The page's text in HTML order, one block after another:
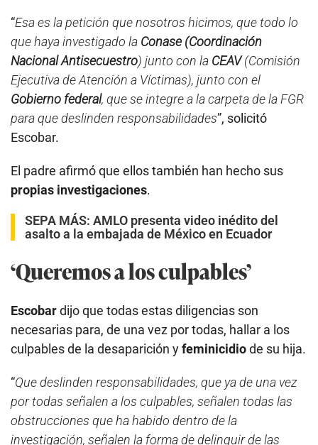
“Esa es la petición que nosotros hicimos, que todo lo
que haya investigado la Conase (Coordinación
Nacional Antisecuestro) junto con la CEAV(Comisión
Ejecutiva de Atención a Víctimas), junto con el
Gobierno federal, que se integre a la carpeta de la FGR
para que deslinden responsabilidades”, solicitó
Escobar.
El padre afirmó que ellos también han hecho sus
propias investigaciones.
SEPA MÁS: AMLO presenta video inédito del
asalto a la embajada de México en Ecuador
‘Queremos a los culpables’
Escobardijo que todas estas diligencias son
necesarias para, de una vez por todas, hallar a los
culpables de la desaparición yfeminicidiode su hija.
“Que deslinden responsabilidades, que ya de una vez
por todas señalen a los culpables, señalen todas las
obstrucciones que ha habido dentro de la
investigación, señalen la forma de delinquir de las